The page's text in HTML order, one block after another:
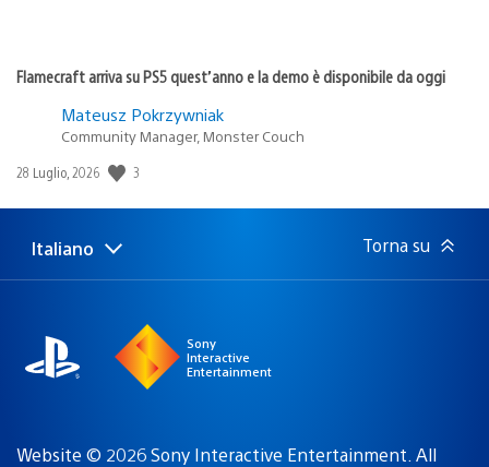
Flamecraft arriva su PS5 quest’anno e la demo è disponibile da oggi
Mateusz Pokrzywniak
Community Manager, Monster Couch
Data
pubblicazione:
28 Luglio, 2026 3
Seleziona
Regione
Italiano Torna su
Sony
Interactive
Entertainment
Website © 2026 Sony Interactive Entertainment. All